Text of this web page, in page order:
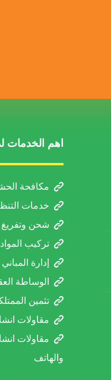
اهم الخدمات
مكافحة
خدمات
شحن وتفريغ
تركيب المواد
إدارة المباني
الوساطة
تثمين
مقاولات
مقاولات
والهاتف